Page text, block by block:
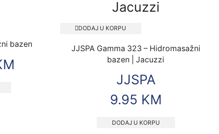
bazen
DODAJ U KORPU
JJSPA Gamma 323 – Hidromasažni
bazen | Jacuzzi
JJSPA
9.95 KM
DODAJ U KORPU